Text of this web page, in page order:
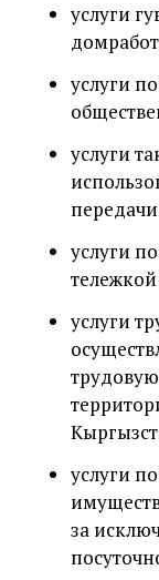
услуги
услуги
услуги
услуги
услуги
услуги
за